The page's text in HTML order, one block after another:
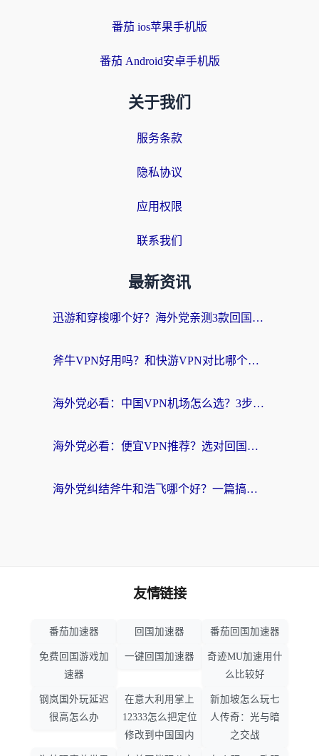
番茄 ios苹果手机版
番茄 Android安卓手机版
关于我们
服务条款
隐私协议
应用权限
联系我们
最新资讯
迅游和穿梭哪个好？海外党亲测3款回国加速器+手游加速对比，附避坑指南
斧牛VPN好用吗？和快游VPN对比哪个回国效果更好？马来西亚留学生亲测分享
海外党必看：中国VPN机场怎么选？3步教你无缝访问国内资源（附避坑指南）
海外党必看：便宜VPN推荐？选对回国加速器才能无缝刷国内剧玩国服
海外党纠结斧牛和浩飞哪个好？一篇搞定回国加速器选择+无缝访问国内资源指南
友情链接
番茄加速器 回国加速器 番茄回国加速器
免费回国游戏加
速器
一键回国加速器
奇迹MU加速用什
么比较好
钢岚国外玩延迟
很高怎么办
在意大利用掌上
12333怎么把定位
修改到中国国内
新加坡怎么玩七
人传奇：光与暗
之交战